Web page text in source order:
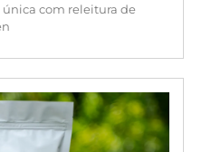
única com releitura de